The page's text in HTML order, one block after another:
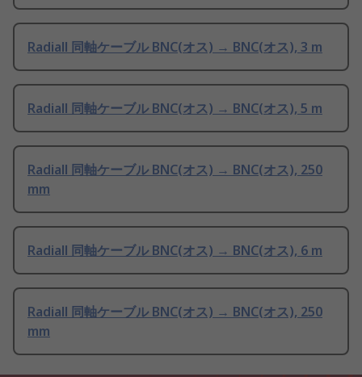
Radiall 同軸ケーブル BNC(オス) → BNC(オス), 3 m
Radiall 同軸ケーブル BNC(オス) → BNC(オス), 5 m
Radiall 同軸ケーブル BNC(オス) → BNC(オス), 250
mm
Radiall 同軸ケーブル BNC(オス) → BNC(オス), 6 m
Radiall 同軸ケーブル BNC(オス) → BNC(オス), 250
mm